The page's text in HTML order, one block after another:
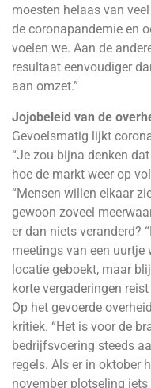
moesten helaas van
de coronapandemie en
voelen we. Aan de
resultaat eenvoudiger
aan omzet.”
Jojobeleid van de
Gevoelsmatig lijkt
“Je zou bijna denken
hoe de markt weer op
“Mensen willen elkaar
gewoon zoveel
er dan niets veranderd?
meetings van een uurtje
locatie geboekt, maar
korte vergaderingen
Op het gevoerde
kritiek. “Het is voor de
bedrijfsvoering steeds
regels. Als er in oktober
november plotseling